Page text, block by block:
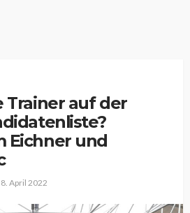
Trainer auf der
Eichner und
8. April 2022